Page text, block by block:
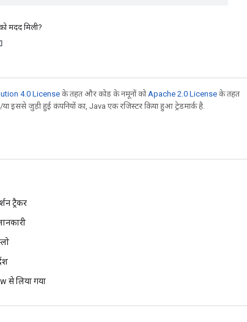
मदद मिली?
4.0 Licenseके तहत और कोड के नमूनों को Apache 2.0 License के तहत
इससे जुड़ी हुई कंपनियों का, Java एक रजिस्टर किया हुआ ट्रेडमार्क है.
ट्रैकर
से लिया गया